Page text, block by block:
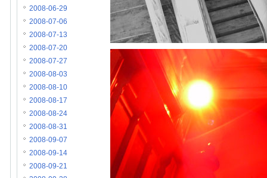
2008-06-29
2008-07-06
2008-07-13
2008-07-20
2008-07-27
2008-08-03
2008-08-10
2008-08-17
2008-08-24
2008-08-31
2008-09-07
2008-09-14
2008-09-21